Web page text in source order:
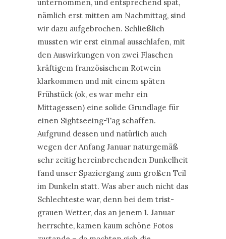
unternommen, und entsprechend spät,
nämlich erst mitten am Nachmittag, sind
wir dazu aufgebrochen. Schließlich
mussten wir erst einmal ausschlafen, mit
den Auswirkungen von zwei Flaschen
kräftigem französischem Rotwein
klarkommen und mit einem späten
Frühstück (ok, es war mehr ein
Mittagessen) eine solide Grundlage für
einen Sightseeing-Tag schaffen.
Aufgrund dessen und natürlich auch
wegen der Anfang Januar naturgemäß
sehr zeitig hereinbrechenden Dunkelheit
fand unser Spaziergang zum großen Teil
im Dunkeln statt. Was aber auch nicht das
Schlechteste war, denn bei dem trist-
grauen Wetter, das an jenem 1. Januar
herrschte, kamen kaum schöne Fotos